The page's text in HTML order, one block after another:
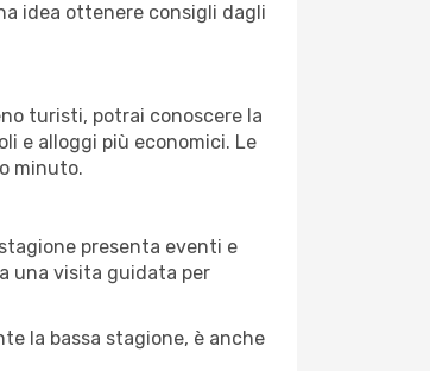
idea ottenere consigli dagli
turisti, potrai conoscere la
e alloggi più economici. Le
minuto.
presenta eventi e
una visita guidata per
la bassa stagione, è anche